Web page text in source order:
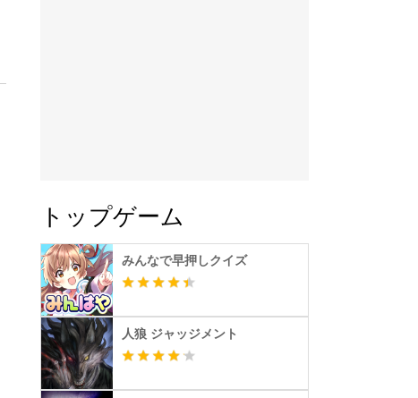
トップゲーム
みんなで早押しクイズ
人狼 ジャッジメント